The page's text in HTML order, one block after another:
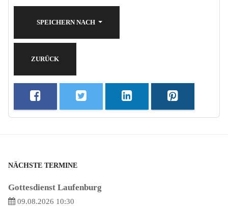
SPEICHERN NACH
ZURÜCK
NÄCHSTE TERMINE
Gottesdienst Laufenburg
09.08.2026 10:30